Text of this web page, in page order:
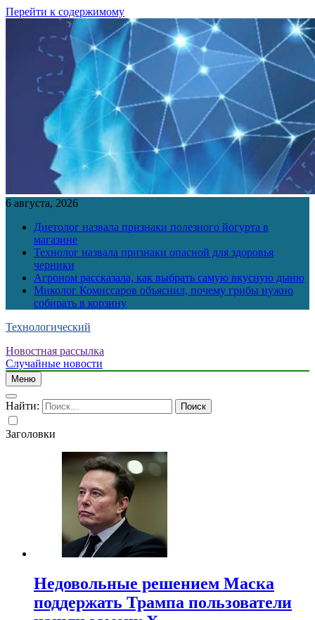
Перейти к содержимому
6 августа, 2026
Диетолог назвала признаки полезного йогурта в
магазине
Технолог назвала признаки опасной для здоровья
черники
Агроном рассказала, как выбрать самую вкусную дыню
Миколог Комиссаров объяснил, почему грибы нужно
собирать в корзину
Технологический
Новостная рассылка
Случайные новости
Меню
Найти:
Заголовки
Недовольные решением Маска
поддержать Трампа пользователи